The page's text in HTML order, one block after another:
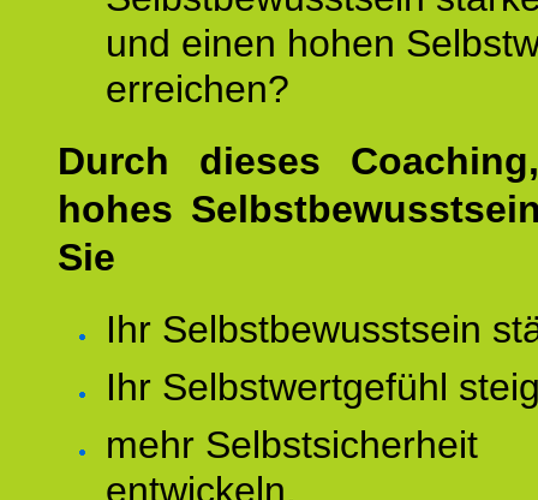
und einen hohen
erreichen?
Durch dieses
hohes
Sie
Ihr Selbstbewusstsein
Ihr Selbstwertgefühl
mehr Selbstsicherheit
entwickeln.